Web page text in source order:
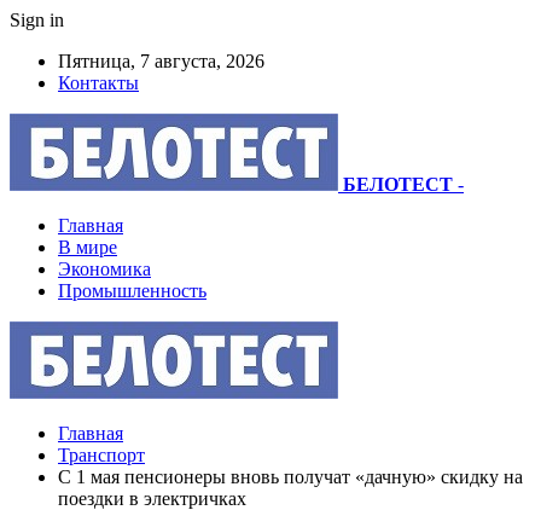
Sign in
Пятница, 7 августа, 2026
Контакты
БЕЛОТЕСТ -
Главная
В мире
Экономика
Промышленность
Главная
Транспорт
С 1 мая пенсионеры вновь получат «дачную» скидку на
поездки в электричках